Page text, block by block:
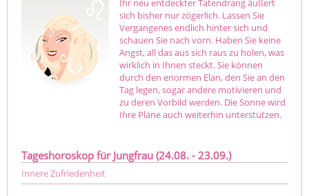
Ihr neu entdeckter Tatendrang äußert
sich bisher nur zögerlich. Lassen Sie
Vergangenes endlich hinter sich und
schauen Sie nach vorn. Haben Sie keine
Angst, all das aus sich raus zu holen, was
wirklich in Ihnen steckt. Sie können
durch den enormen Elan, den Sie an den
Tag legen, sogar andere motivieren und
zu deren Vorbild werden. Die Sonne wird
Ihre Pläne auch weiterhin unterstützen.
Tageshoroskop für Jungfrau (24.08. - 23.09.)
Innere Zufriedenheit